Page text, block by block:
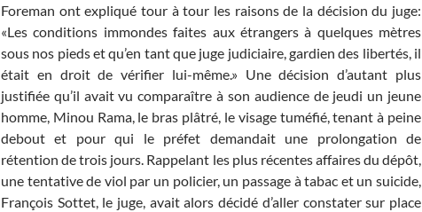
Foreman ont expliqué tour à tour les raisons de la décision du juge:
«Les conditions immondes faites aux étrangers à quelques mètres
sous nos pieds et qu’en tant que juge judiciaire, gardien des libertés, il
était en droit de vérifier lui-même.» Une décision d’autant plus
justifiée qu’il avait vu comparaître à son audience de jeudi un jeune
homme, Minou Rama, le bras plâtré, le visage tuméfié, tenant à peine
debout et pour qui le préfet demandait une prolongation de
rétention de trois jours. Rappelant les plus récentes affaires du dépôt,
une tentative de viol par un policier, un passage à tabac et un suicide,
François Sottet, le juge, avait alors décidé d’aller constater sur place